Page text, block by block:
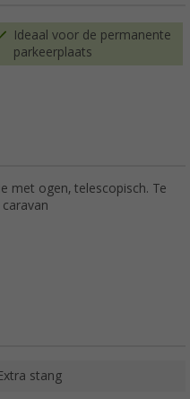
Ideaal voor de permanente
parkeerplaats
met ogen, telescopisch. Te
stang